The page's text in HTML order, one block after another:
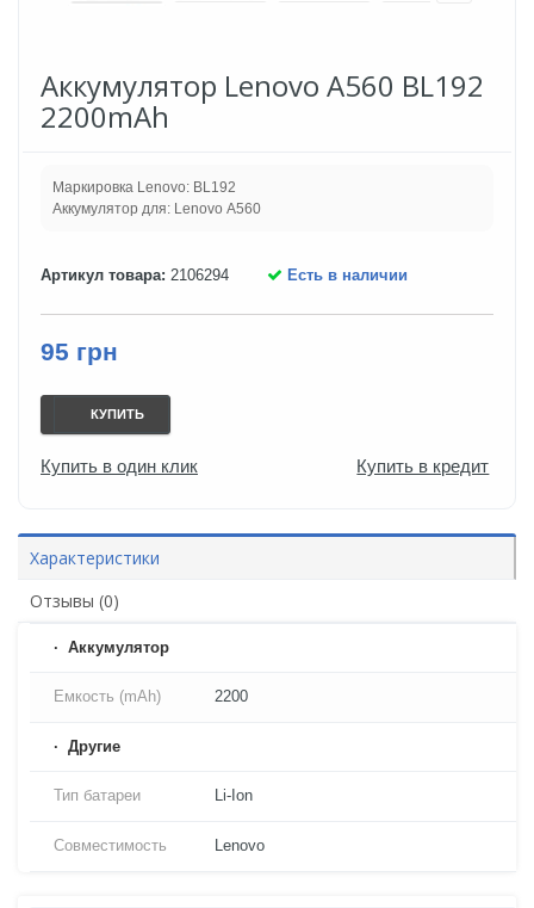
Аккумулятор Lenovo A560 BL192
2200mAh
Маркировка Lenovo: BL192
Аккумулятор для: Lenovo A560
Артикул товара: 2106294 Есть в наличии
95 грн
КУПИТЬ
Купить в один клик Купить в кредит
Характеристики
Отзывы (0)
Аккумулятор
Емкость (mAh) 2200
Другие
Тип батареи Li-Ion
Совместимость Lenovo